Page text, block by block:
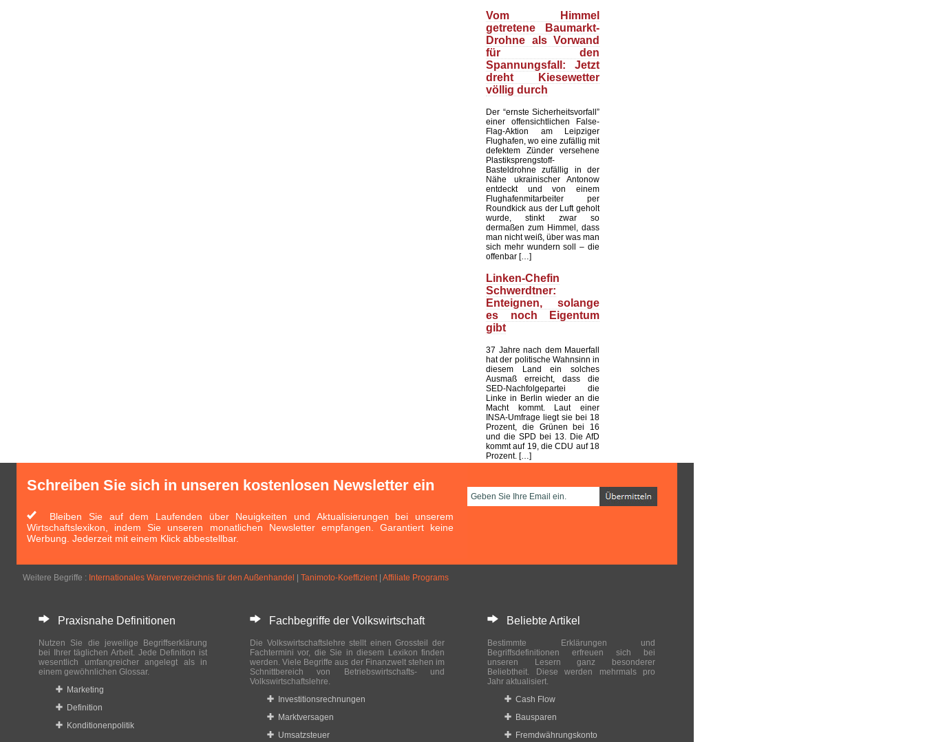
Vom Himmel
getretene Baumarkt-
Drohne als Vorwand
für den
Spannungsfall: Jetzt
dreht Kiesewetter
völlig durch
Der “ernste Sicherheitsvorfall”
einer offensichtlichen False-
Flag-Aktion am Leipziger
Flughafen, wo eine zufällig mit
defektem Zünder versehene
Plastiksprengstoff-
Basteldrohne zufällig in der
Nähe ukrainischer Antonow
entdeckt und von einem
Flughafenmitarbeiter per
Roundkick aus der Luft geholt
wurde, stinkt zwar so
dermaßen zum Himmel, dass
man nicht weiß, über was man
sich mehr wundern soll – die
offenbar […]
Linken-Chefin
Schwerdtner:
Enteignen, solange
es noch Eigentum
gibt
37 Jahre nach dem Mauerfall
hat der politische Wahnsinn in
diesem Land ein solches
Ausmaß erreicht, dass die
SED-Nachfolgepartei die
Linke in Berlin wieder an die
Macht kommt. Laut einer
INSA-Umfrage liegt sie bei 18
Prozent, die Grünen bei 16
und die SPD bei 13. Die AfD
kommt auf 19, die CDU auf 18
Prozent. […]
Schreiben Sie sich in unseren kostenlosen Newsletter ein
Bleiben Sie auf dem Laufenden über Neuigkeiten und Aktualisierungen bei unserem
Wirtschaftslexikon, indem Sie unseren monatlichen Newsletter empfangen. Garantiert keine
Werbung. Jederzeit mit einem Klick abbestellbar.
Weitere Begriffe : Internationales Warenverzeichnis für den Außenhandel Tanimoto-Koeffizient| Affiliate Programs
Praxisnahe Definitionen
Nutzen Sie die jeweilige Begriffserklärung
bei Ihrer täglichen Arbeit. Jede Definition ist
wesentlich umfangreicher angelegt als in
einem gewöhnlichen Glossar.
Marketing
Definition
Konditionenpolitik
Fachbegriffe der Volkswirtschaft
Die Volkswirtschaftslehre stellt einen Grossteil der
Fachtermini vor, die Sie in diesem Lexikon finden
werden. Viele Begriffe aus der Finanzwelt stehen im
Schnittbereich von Betriebswirtschafts- und
Volkswirtschaftslehre.
Investitionsrechnungen
Marktversagen
Umsatzsteuer
Beliebte Artikel
Bestimmte Erklärungen und
Begriffsdefinitionen erfreuen sich bei
unseren Lesern ganz besonderer
Beliebtheit. Diese werden mehrmals pro
Jahr aktualisiert.
Cash Flow
Bausparen
Fremdwährungskonto